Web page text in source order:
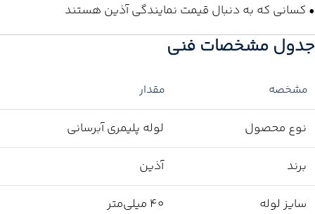
• کسانی که به دنبال قیمت نمایندگی آذین هستند
جدول مشخصات فنی
مشخصه مقدار
نوع محصول لوله پلیمری آبرسانی
برند آذین
سایز لوله 40 میلی‌متر